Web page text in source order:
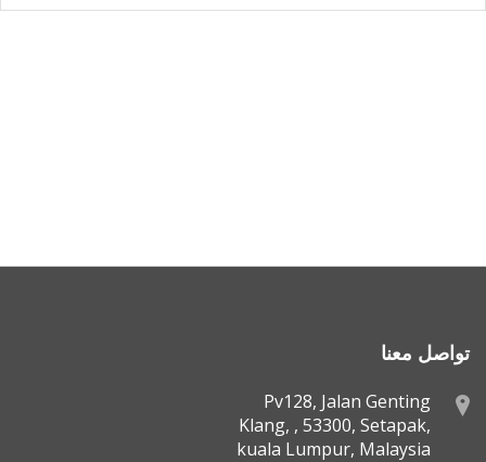
تواصل معنا
Pv128, Jalan Genting
Klang, , 53300, Setapak,
kuala Lumpur, Malaysia